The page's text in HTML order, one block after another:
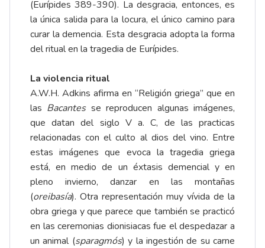
(Eurípides 389-390). La desgracia, entonces, es
la única salida para la locura, el único camino para
curar la demencia. Esta desgracia adopta la forma
del ritual en la tragedia de Eurípides.
La violencia ritual
A.W.H. Adkins afirma en “Religión griega” que en
las Bacantesse reproducen algunas imágenes,
que datan del siglo V a. C, de las practicas
relacionadas con el culto al dios del vino. Entre
estas imágenes que evoca la tragedia griega
está, en medio de un éxtasis demencial y en
pleno invierno, danzar en las montañas
(oreibasía). Otra representación muy vívida de la
obra griega y que parece que también se practicó
en las ceremonias dionisiacas fue el despedazar a
un animal (sparagmós) y la ingestión de su carne